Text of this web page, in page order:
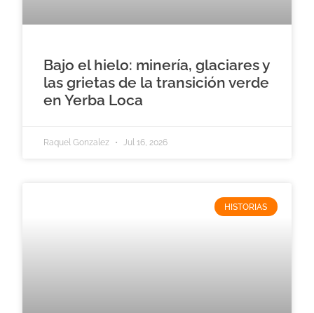
Bajo el hielo: minería, glaciares y
las grietas de la transición verde
en Yerba Loca
Raquel Gonzalez Jul 16, 2026
HISTORIAS